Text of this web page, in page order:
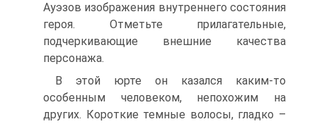
Ауэзов изображения внутреннего состояния
героя. Отметьте прилагательные,
подчеркивающие внешние качества
персонажа.
В этой юрте он казался каким-то
особенным человеком, непохожим на
других. Короткие темные волосы, гладко –